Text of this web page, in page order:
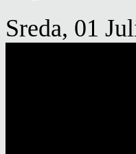
Sreda, 01